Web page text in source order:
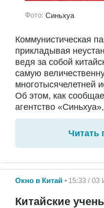
Фото: Синьхуа
Коммунистическая
прикладывая
ведя за собой
самую
многотысячелетней
Об этом, как
агентство
Читать
Окно в Китай 15:33 / 03
Китайские